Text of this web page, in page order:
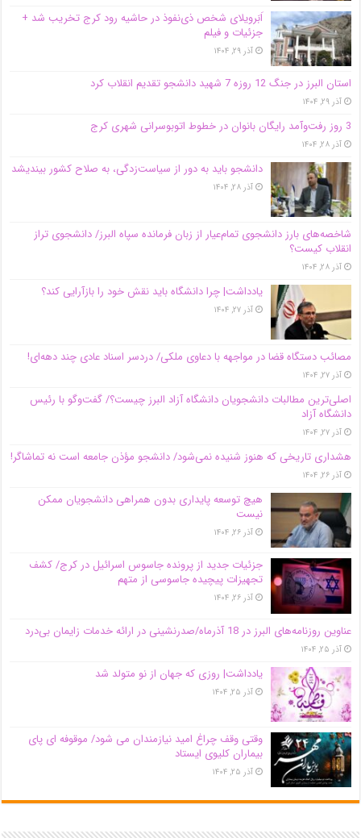
اَبَر‌ویلای شخص ذی‌نفوذ در حاشیه‌ رود کرج تخریب شد +
جزئیات و فیلم
آذر ۲۹, ۱۴۰۴
استان البرز در جنگ 12 روزه 7 شهید دانشجو تقدیم انقلاب کرد
آذر ۲۹, ۱۴۰۴
3 روز رفت‌وآمد رایگان بانوان در خطوط اتوبوسرانی شهری کرج
آذر ۲۸, ۱۴۰۴
دانشجو باید به دور از سیاست‌زدگی، به صلاح کشور بیندیشد
آذر ۲۸, ۱۴۰۴
شاخصه‌های بارز دانشجوی تمام‌عیار از زبان فرمانده سپاه البرز/ دانشجوی تراز
انقلاب کیست؟
آذر ۲۸, ۱۴۰۴
یادداشت| چرا دانشگاه باید نقش خود را بازآرایی کند؟
آذر ۲۷, ۱۴۰۴
مصائب دستگاه قضا در مواجهه با دعاوی ملکی/ دردسر اسناد عادی چند‌ دهه‌ای!
آذر ۲۷, ۱۴۰۴
اصلی‌ترین مطالبات دانشجویان دانشگاه آزاد البرز چیست؟/ گفت‌وگو با رئیس
دانشگاه آز‌اد
آذر ۲۷, ۱۴۰۴
هشداری تاریخی که هنوز شنیده نمی‌شود/ دانشجو مؤذن جامعه است نه تماشاگر!
آذر ۲۶, ۱۴۰۴
هیچ توسعه پایداری بدون همراهی دانشجویان ممکن
نیست
آذر ۲۶, ۱۴۰۴
جزئیات جدید از پرونده جاسوس اسرائیل در کرج/‌ کشف
تجهیزات پیچیده جاسوسی از متهم
آذر ۲۶, ۱۴۰۴
عناوین روزنامه‌های البرز در ‌18 آذرماه/صدرنشینی در ارائه خدمات زایمان بی‌درد
آذر ۲۵, ۱۴۰۴
یادداشت| روزی که جهان از نو متولد شد
آذر ۲۵, ۱۴۰۴
وقتی وقف چراغ امید نیازمندان می شود/ موقوفه ای پای
بیماران کلیوی ایستاد
آذر ۲۵, ۱۴۰۴